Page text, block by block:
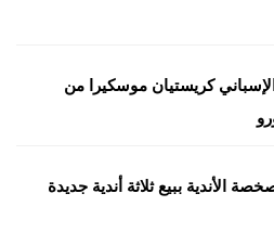
كريستيان موسكيرا من
الأندية ببيع ثلاثة أندية جديدة